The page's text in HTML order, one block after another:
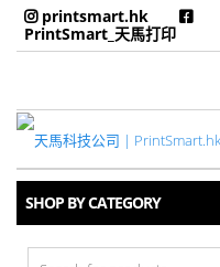
printsmart.hk
PrintSmart_天馬打印
SHOP BY CATEGORY
Search